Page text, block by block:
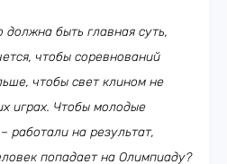
должна быть главная суть,
чтобы соревнований
чтобы свет клином не
играх. Чтобы молодые
работали на результат,
попадает на Олимпиаду?